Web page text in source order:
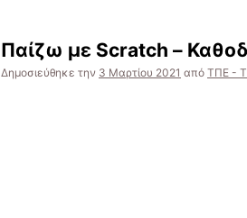
Παίζω με Scratch –
Δημοσιεύθηκε την 3 Μαρτίου 2021 από ΤΠΕ -